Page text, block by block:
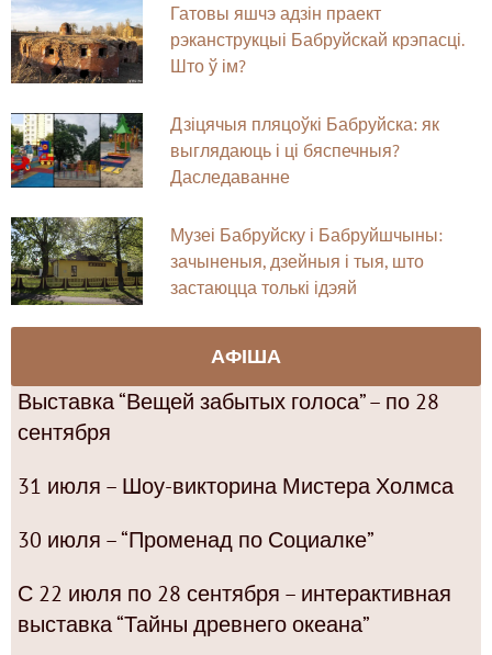
Гатовы яшчэ адзін праект
рэканструкцыі Бабруйскай крэпасці.
Што ў ім?
Дзіцячыя пляцоўкі Бабруйска: як
выглядаюць і ці бяспечныя?
Даследаванне
Музеі Бабруйску і Бабруйшчыны:
зачыненыя, дзейныя і тыя, што
застаюцца толькі ідэяй
АФІША
Выставка “Вещей забытых голоса” – по 28
сентября
31 июля – Шоу-викторина Мистера Холмса
30 июля – “Променад по Социалке”
С 22 июля по 28 сентября – интерактивная
выставка “Тайны древнего океана”